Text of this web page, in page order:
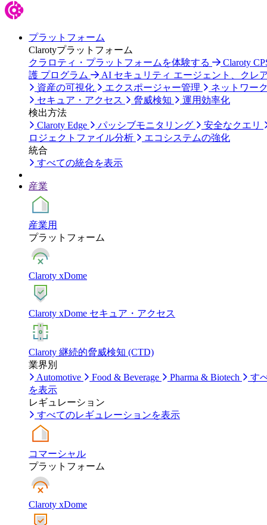
プラットフォーム
Clarotyプラットフォーム
クラロティ・プラットフォームを体験する
Claroty
護 プログラム
AI セキュリティ エージェント、クレ
資産の可視化
エクスポージャー管理
ネットワー
セキュア・アクセス
脅威検知
運用効率化
検出方法
Claroty Edge
パッシブモニタリング
安全なクエリ
ロジェクトファイル分析
エコシステムの強化
統合
すべての統合を表示
産業
産業用
プラットフォーム
Claroty xDome
Claroty xDome セキュア・アクセス
Claroty 継続的脅威検知 (CTD)
業界別
Automotive
Food & Beverage Pharma & Biotech
す
を表示
レギュレーション
すべてのレギュレーションを表示
コマーシャル
プラットフォーム
Claroty xDome